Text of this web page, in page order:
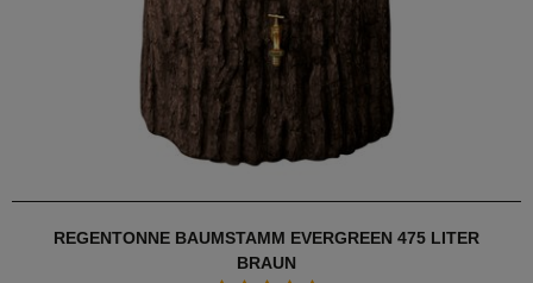
REGENTONNE BAUMSTAMM EVERGREEN 475 LITER
BRAUN